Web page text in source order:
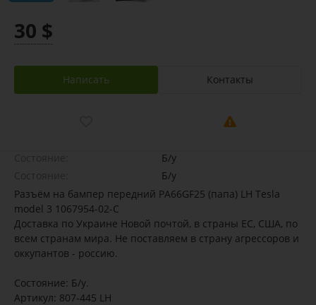
30 $
Написать Контакты
Б/у
Б/у
Разъём на бампер передний PA66GF25 (папа) LH Tesla
model 3 1067954-02-C
Доставка по Украине Новой почтой, в страны ЕС, США, по
всем странам мира. Не поставляем в страну агрессоров и
оккупантов - россию.
Состояние: Б/у.
Артикул: 807-445 LH